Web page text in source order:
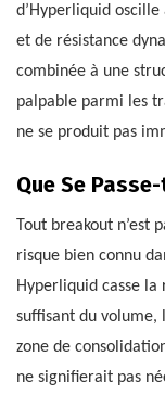
d’Hyperliquid
et de résistance
combinée à une
palpable parmi les
ne se produit pas
Que Se
Tout breakout
risque bien connu
Hyperliquid casse la
suffisant du
zone de
ne signifierait pas